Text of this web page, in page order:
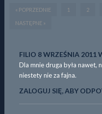
« POPRZEDNIE 1 2
NASTĘPNE »
FILIO 8 WRZEŚNIA 2011
Dla mnie druga była nawet,
niestety nie za fajna.
ZALOGUJ SIĘ, ABY